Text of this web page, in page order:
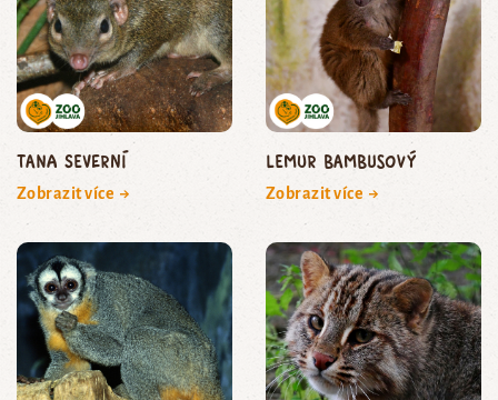
tana severní
Zobrazit více →
lemur bambusový
Zobrazit více →